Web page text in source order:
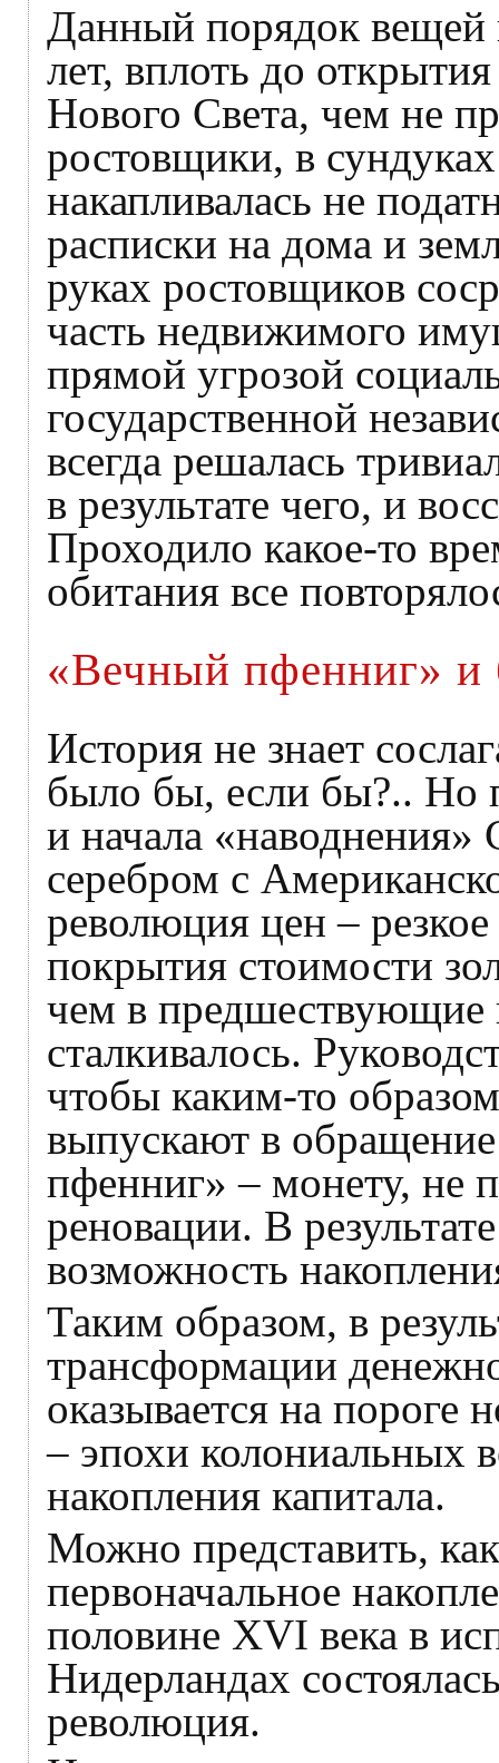
Данный порядок вещей
лет, вплоть до
Нового Света, чем не
ростовщики, в
накапливалась не
расписки на дома и
руках ростовщиков
часть недвижимого
прямой угрозой
государственной
всегда решалась
в результате чего, и
Проходило какое-то
обитания все
«Вечный пфенниг» и
История не знает
было бы, если бы?.. Но
и начала «наводнения»
серебром с
революция цен –
покрытия стоимости
чем в предшествующие
сталкивалось.
чтобы каким-то
выпускают в
пфенниг» – монету, не
реновации. В
возможность
Таким образом, в
трансформации
оказывается на пороге
– эпохи колониальных
накопления капитала.
Можно представить,
первоначальное
половине XVI века в
Нидерландах
революция.